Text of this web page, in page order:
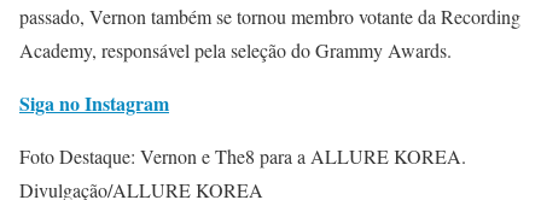
passado, Vernon também se tornou membro votante da Recording
Academy, responsável pela seleção do Grammy Awards.
Siga no Instagram
Foto Destaque: Vernon e The8 para a ALLURE KOREA.
Divulgação/ALLURE KOREA